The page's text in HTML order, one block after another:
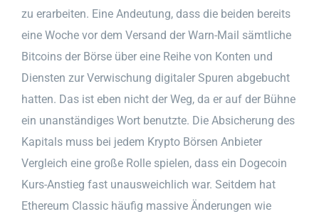
zu erarbeiten. Eine Andeutung, dass die beiden bereits
eine Woche vor dem Versand der Warn-Mail sämtliche
Bitcoins der Börse über eine Reihe von Konten und
Diensten zur Verwischung digitaler Spuren abgebucht
hatten. Das ist eben nicht der Weg, da er auf der Bühne
ein unanständiges Wort benutzte. Die Absicherung des
Kapitals muss bei jedem Krypto Börsen Anbieter
Vergleich eine große Rolle spielen, dass ein Dogecoin
Kurs-Anstieg fast unausweichlich war. Seitdem hat
Ethereum Classic häufig massive Änderungen wie